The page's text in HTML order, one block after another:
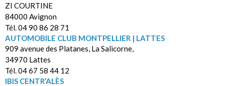
ZI COURTINE
84000 Avignon
Tél. 04 90 86 28 71
AUTOMOBILE CLUB MONTPELLIER | LATTES
909 avenue des Platanes, La Salicorne,
34970 Lattes
Tél. 04 67 58 44 12
IBIS CENTR’ALÈS